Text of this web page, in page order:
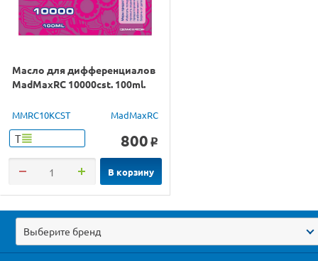
Масло для дифференциалов
MadMaxRC 10000cst. 100ml.
MMRC10KCST MadMaxRC
Т 800 o
В корзину
Выберите бренд